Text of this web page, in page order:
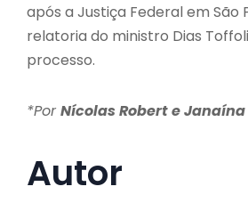
após a Justiça Federal em
relatoria do ministro Dias
processo.
*PorNícolas Robert e
Autor